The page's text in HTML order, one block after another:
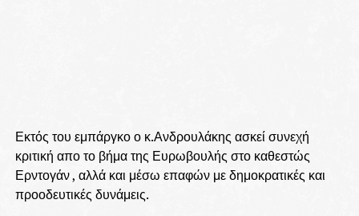
Εκτός του εμπάργκο ο κ.Ανδρουλάκης ασκεί συνεχή
κριτική απο το βήμα της Ευρωβουλής στο καθεστώς
Ερντογάν , αλλά και μέσω επαφών με δημοκρατικές και
προοδευτικές δυνάμεις.